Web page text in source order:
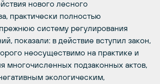
нового лесного
практически полностью
систему регулирования
показали: в действие вступил закон,
неосуществимо на практике и
многочисленных подзаконных актов,
экологическим,